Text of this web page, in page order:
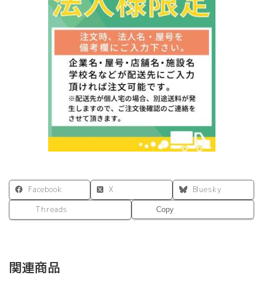
Facebook X
Bluesky
Threads
Copy
関連商品